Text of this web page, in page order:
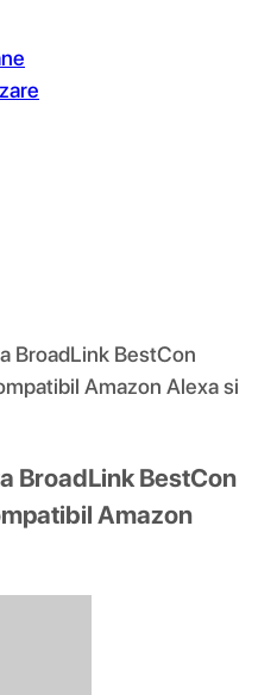
BroadLink BestCon
Amazon Alexa si
BroadLink BestCon
Amazon